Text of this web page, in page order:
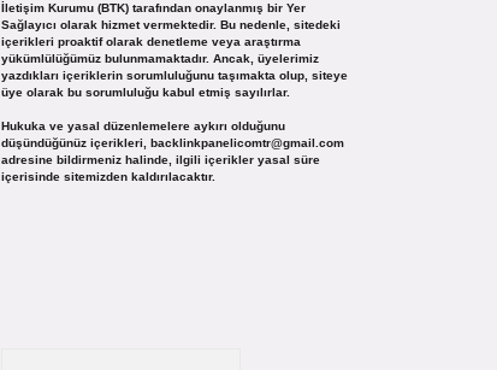
İletişim Kurumu (BTK) tarafından onaylanmış bir Yer
Sağlayıcı olarak hizmet vermektedir. Bu nedenle, sitedeki
içerikleri proaktif olarak denetleme veya araştırma
yükümlülüğümüz bulunmamaktadır. Ancak, üyelerimiz
yazdıkları içeriklerin sorumluluğunu taşımakta olup, siteye
üye olarak bu sorumluluğu kabul etmiş sayılırlar.
Hukuka ve yasal düzenlemelere aykırı olduğunu
düşündüğünüz içerikleri, backlinkpanelicomtr@gmail.com
adresine bildirmeniz halinde, ilgili içerikler yasal süre
içerisinde sitemizden kaldırılacaktır.